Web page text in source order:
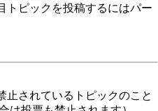
トピックを投稿するにはパー
止されているトピックのこと